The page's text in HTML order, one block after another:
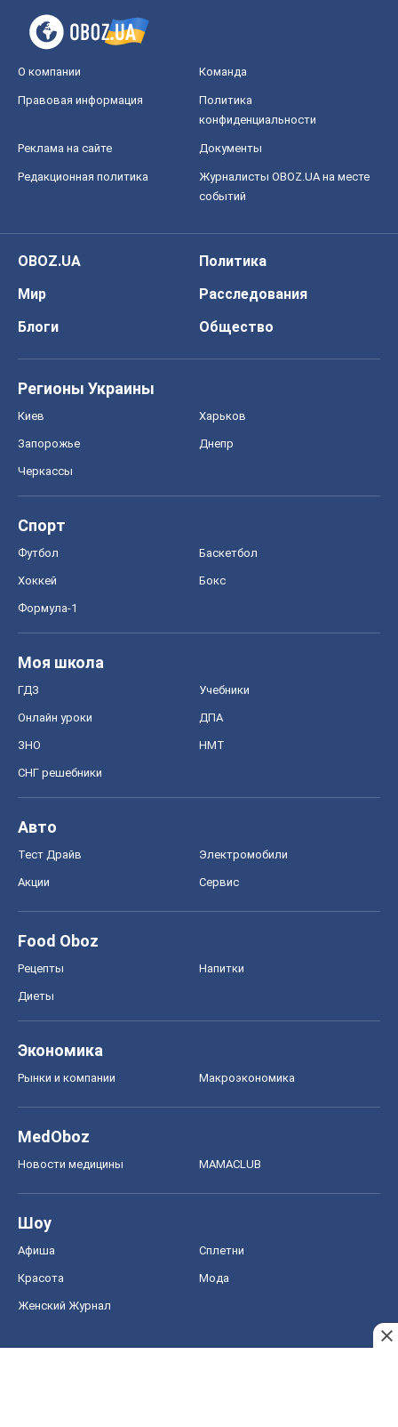
О компании Команда
Правовая информация
Политика
конфиденциальности
Реклама на сайте Документы
Редакционная политика
Журналисты OBOZ.UA на месте
событий
OBOZ.UA
Политика
Мир
Расследования
Блоги
Общество
Регионы Украины
Киев Харьков
Запорожье Днепр
Черкассы
Спорт
Футбол Баскетбол
Хоккей Бокс
Формула-1
Моя школа
ГДЗ Учебники
Онлайн уроки ДПА
ЗНО НМТ
СНГ решебники
Авто
Тест Драйв Электромобили
Акции Сервис
Food Oboz
Рецепты Напитки
Диеты
Экономика
Рынки и компании Mакроэкономика
MedOboz
Новости медицины MAMACLUB
Шоу
Афиша Сплетни
Красота Мода
Женский Журнал